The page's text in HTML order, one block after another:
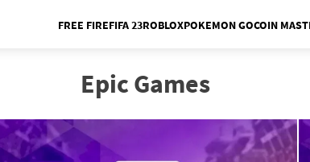
FREE FIREFIFA 23ROBLOXPOKEMON GOCOIN
Epic Games